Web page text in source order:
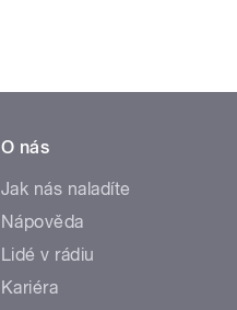
O nás
Jak nás naladíte
Nápověda
Lidé v rádiu
Kariéra